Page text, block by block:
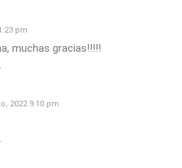
pm
muchas gracias!!!!!
2022 9:10 pm